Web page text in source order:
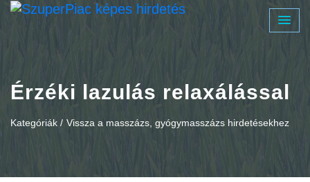
Érzéki lazulás relaxálással
Kategóriák / Vissza a masszázs, gyógymasszázs hirdetésekhez